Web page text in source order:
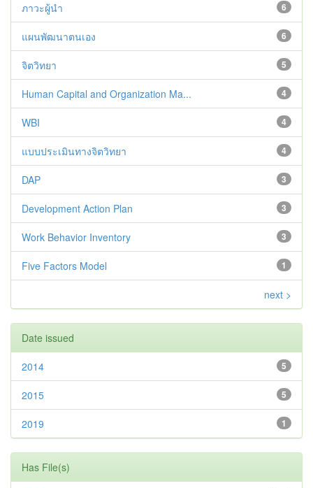
6
ภาวะผู้นำ
6
แผนพัฒนาตนเอง
5
จิตวิทยา
4
Human Capital and Organization Ma...
4
WBI
4
แบบประเมินทางจิตวิทยา
3
DAP
3
Development Action Plan
3
Work Behavior Inventory
1
Five Factors Model
next >
Date issued
5
2014
5
2015
1
2019
Has File(s)